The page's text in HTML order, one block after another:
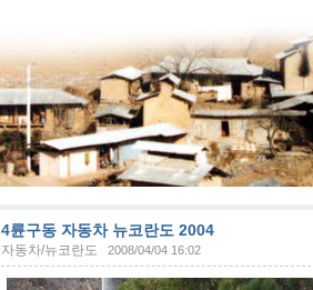
4륜구동 자동차 뉴코란도 2004
자동차/뉴코란도 2008/04/04 16:02